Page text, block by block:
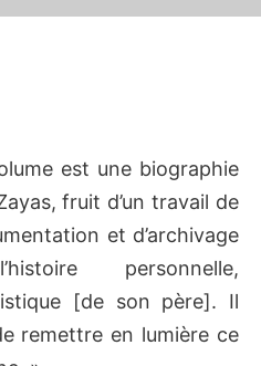
est une biographie
fruit d’un travail de
et d’archivage
personnelle,
[de son père]. Il
remettre en lumière ce